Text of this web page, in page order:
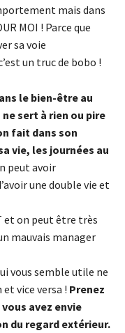
mais dans
MOI ! Parce que
sa voie
un truc de bobo !
le bien-être au
sert à rien ou pire
fait dans son
vie, les journées au
peut avoir
une double vie et
et on peut être très
mauvais manager
vous semble utile ne
vice versa ! Prenez
avez envie
du regard extérieur.